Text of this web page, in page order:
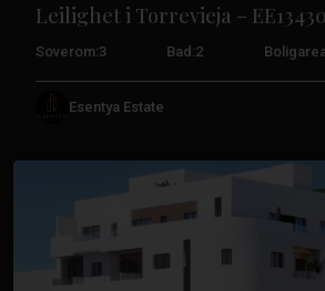
Leilighet i Torrevieja – EE13430
Soverom:3 Bad:2
Esentya Estate
Sentrum,